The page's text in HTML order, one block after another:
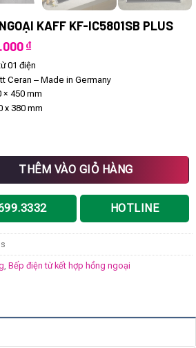
KAFF KF-IC5801SB PLUS
₫.
₫Giá
tại
là:
20.100.000 ₫.
01 điện
Ceran – Made in Germany
× 450 mm
x 380 mm
KF-IC5801SB Plus số lượng
THÊM VÀO GIỎ HÀNG
HOTLINE
Bếp điện từ kết hợp hồng ngoại